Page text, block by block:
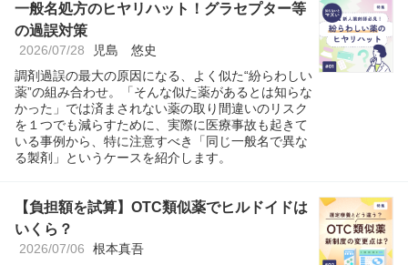
一般名処方のヒヤリハット！グラセプター等
の過誤対策
2026/07/28 児島 悠史
調剤過誤の最大の原因になる、よく似た“紛らわしい
薬”の組み合わせ。「そんな似た薬があるとは知らな
かった」では済まされない薬の取り間違いのリスク
を１つでも減らすために、実際に医療事故も起きて
いる事例から、特に注意すべき「同じ一般名で異な
る製剤」というケースを紹介します。
【負担額を試算】OTC類似薬でヒルドイドは
いくら？
2026/07/06 根本真吾